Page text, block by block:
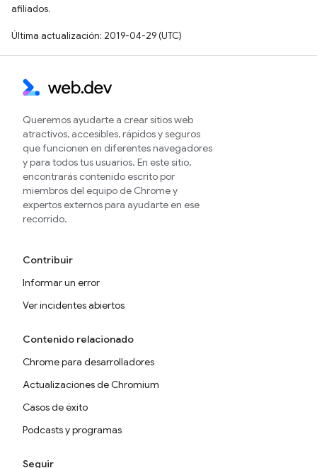
afiliados.
Última actualización: 2019-04-29 (UTC)
Queremos ayudarte a crear sitios web
atractivos, accesibles, rápidos y seguros
que funcionen en diferentes navegadores
y para todos tus usuarios. En este sitio,
encontrarás contenido escrito por
miembros del equipo de Chrome y
expertos externos para ayudarte en ese
recorrido.
Contribuir
Informar un error
Ver incidentes abiertos
Contenido relacionado
Chrome para desarrolladores
Actualizaciones de Chromium
Casos de éxito
Podcasts y programas
Seguir